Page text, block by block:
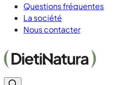
Questions fréquentes
La société
Nous contacter